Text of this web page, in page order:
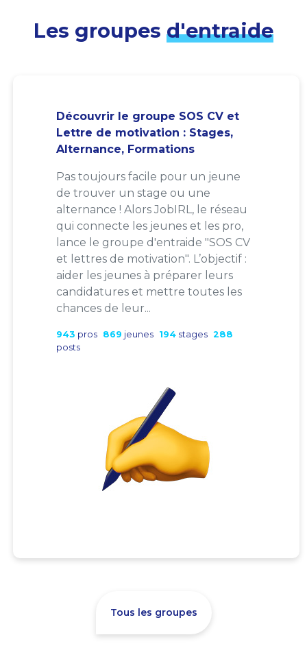
Les groupes d'entraide
Découvrir le groupe SOS CV et
Lettre de motivation : Stages,
Alternance, Formations
Pas toujours facile pour un jeune
de trouver un stage ou une
alternance ! Alors JobIRL, le réseau
qui connecte les jeunes et les pro,
lance le groupe d'entraide "SOS CV
et lettres de motivation". L’objectif :
aider les jeunes à préparer leurs
candidatures et mettre toutes les
chances de leur...
943 pros 869 jeunes 194 stages 288
posts
Tous les groupes